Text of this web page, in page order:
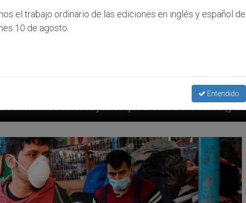
afecta a cristianos (y no sólo) en Tierra Santa
el trabajo ordinario de las ediciones en inglés y español de
10 de agosto.
Entendido